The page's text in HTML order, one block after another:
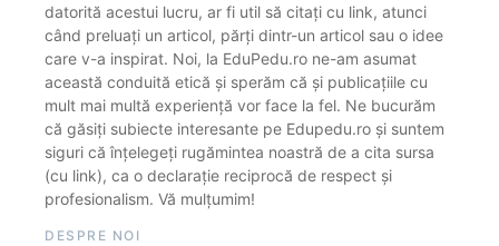
datorită acestui lucru, ar fi util să citați cu link, atunci
când preluați un articol, părți dintr-un articol sau o idee
care v-a inspirat. Noi, la EduPedu.ro ne-am asumat
această conduită etică și sperăm că și publicațiile cu
mult mai multă experiență vor face la fel. Ne bucurăm
că găsiți subiecte interesante pe Edupedu.ro și suntem
siguri că înțelegeți rugămintea noastră de a cita sursa
(cu link), ca o declarație reciprocă de respect și
profesionalism. Vă mulțumim!
DESPRE NOI